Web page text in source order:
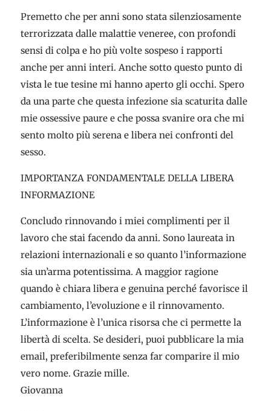
Premetto che per anni sono stata silenziosamente
terrorizzata dalle malattie veneree, con profondi
sensi di colpa e ho più volte sospeso i rapporti
anche per anni interi. Anche sotto questo punto di
vista le tue tesine mi hanno aperto gli occhi. Spero
da una parte che questa infezione sia scaturita dalle
mie ossessive paure e che possa svanire ora che mi
sento molto più serena e libera nei confronti del
sesso.
IMPORTANZA FONDAMENTALE DELLA LIBERA
INFORMAZIONE
Concludo rinnovando i miei complimenti per il
lavoro che stai facendo da anni. Sono laureata in
relazioni internazionali e so quanto l’informazione
sia un’arma potentissima. A maggior ragione
quando è chiara libera e genuina perché favorisce il
cambiamento, l’evoluzione e il rinnovamento.
L’informazione è l’unica risorsa che ci permette la
libertà di scelta. Se desideri, puoi pubblicare la mia
email, preferibilmente senza far comparire il mio
vero nome. Grazie mille.
Giovanna